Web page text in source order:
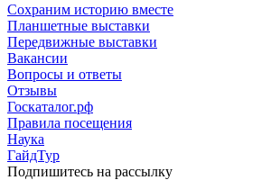
Сохраним историю вместе
Планшетные выставки
Передвижные выставки
Вакансии
Вопросы и ответы
Отзывы
Госкаталог.рф
Правила посещения
Наука
ГайдТур
Подпишитесь на рассылку